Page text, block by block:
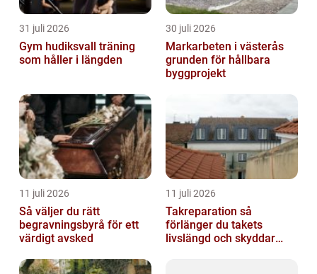
31 juli 2026
Gym hudiksvall träning
som håller i längden
30 juli 2026
Markarbeten i västerås
grunden för hållbara
byggprojekt
11 juli 2026
Så väljer du rätt
begravningsbyrå för ett
värdigt avsked
11 juli 2026
Takreparation så
förlänger du takets
livslängd och skyddar